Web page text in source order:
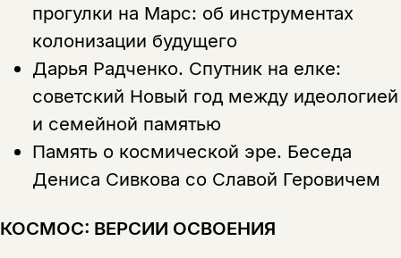
прогулки на Марс: об инструментах
колонизации будущего
Дарья Радченко. Спутник на елке:
советский Новый год между идеологией
и семейной памятью
Память о космической эре. Беседа
Дениса Сивкова со Славой Геровичем
КОСМОС: ВЕРСИИ ОСВОЕНИЯ
Раз в неделю мы отправляем рассылку
о книгах и событиях «НЛО».
За подписку дарим промокод на
скидку 15%
Я соглашаюсь сПолитикой конфиденциальности
Вы можете подписаться на
уведомления, и при поступлении книги
на склад получить письмо на указанный
электронный адрес.
Я соглашаюсь с Политикой конфиденциальности
подписаться
Эта книга
не предназначена для
несовершеннолетних
вам уже исполнилось 18 лет?